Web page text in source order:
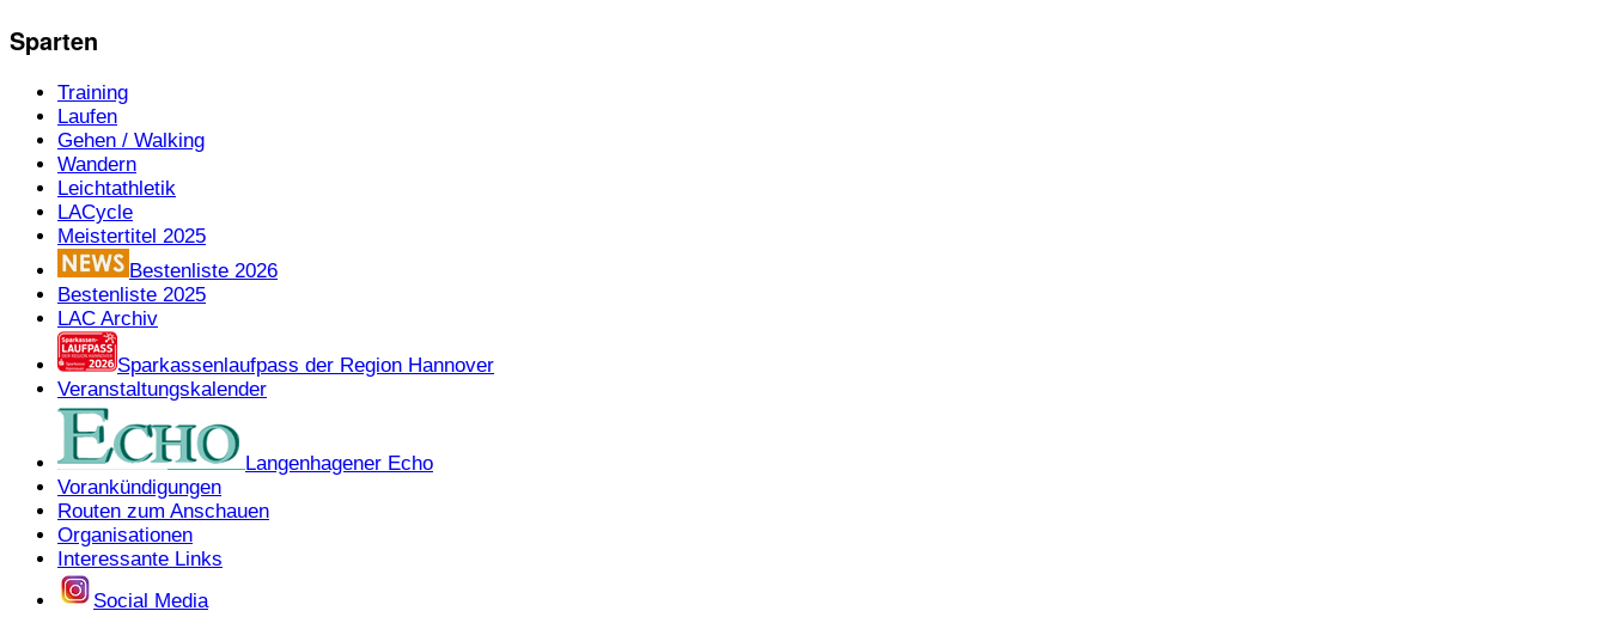
Sparten
Training
Laufen
Gehen / Walking
Wandern
Leichtathletik
LACycle
Meistertitel 2025
Bestenliste 2026
Bestenliste 2025
LAC Archiv
Sparkassenlaufpass der Region Hannover
Veranstaltungskalender
Langenhagener Echo
Vorankündigungen
Routen zum Anschauen
Organisationen
Interessante Links
Social Media